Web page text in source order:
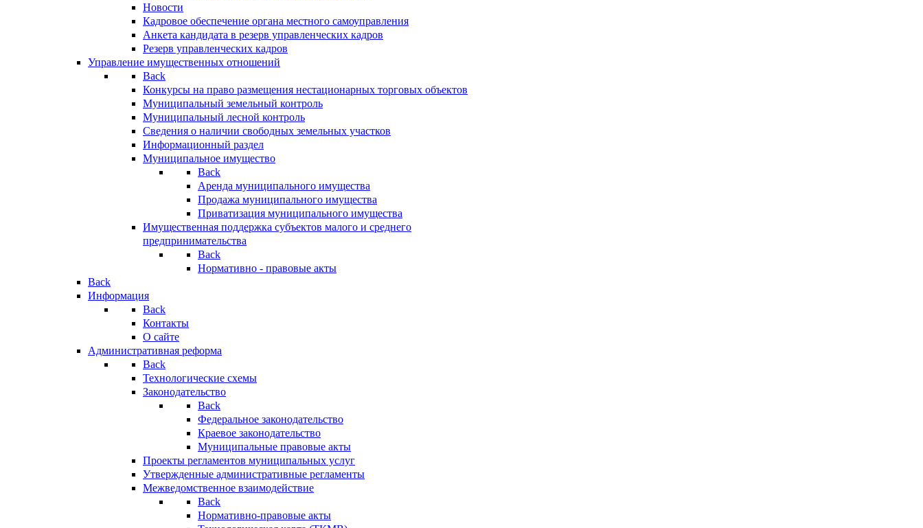
Новости
Кадровое обеспечение органа местного самоуправления
Анкета кандидата в резерв управленческих кадров
Резерв управленческих кадров
Управление имущественных отношений
Back
Конкурсы на право размещения нестационарных торговых объектов
Муниципальный земельный контроль
Муниципальный лесной контроль
Сведения о наличии свободных земельных участков
Информационный раздел
Муниципальное имущество
Back
Аренда муниципального имущества
Продажа муниципального имущества
Приватизация муниципального имущества
Имущественная поддержка субъектов малого и среднего
предпринимательства
Back
Нормативно - правовые акты
Back
Информация
Back
Контакты
О сайте
Административная реформа
Back
Технологические схемы
Законодательство
Back
Федеральное законодательство
Краевое законодательство
Муниципальные правовые акты
Проекты регламентов муниципальных услуг
Утвержденные административные регламенты
Межведомственное взаимодействие
Back
Нормативно-правовые акты